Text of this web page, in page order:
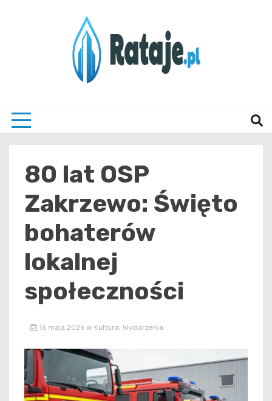
80 lat OSP
Zakrzewo: Święto
bohaterów
lokalnej
społeczności
16 maja 2026 w Kultura, Wydarzenia